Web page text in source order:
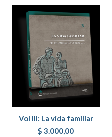
Vol III: La vida familiar
$ 3.000,00